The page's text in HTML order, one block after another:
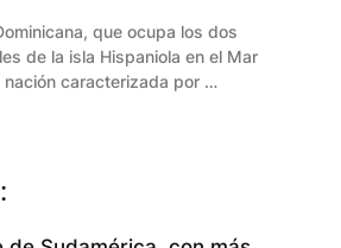
que ocupa los dos
de la isla Hispaniola en el Mar
nación caracterizada por …